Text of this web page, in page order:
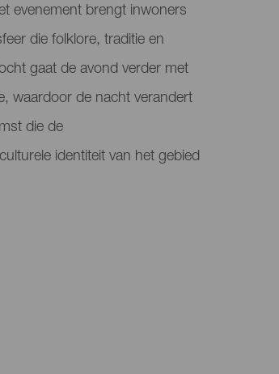
evenement brengt inwoners
die folklore, traditie en
gaat de avond verder met
waardoor de nacht verandert
die de
identiteit van het gebied